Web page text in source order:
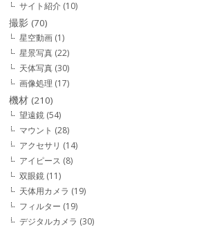
サイト紹介 (10)
撮影 (70)
星空動画 (1)
星景写真 (22)
天体写真 (30)
画像処理 (17)
機材 (210)
望遠鏡 (54)
マウント (28)
アクセサリ (14)
アイピース (8)
双眼鏡 (11)
天体用カメラ (19)
フィルター (19)
デジタルカメラ (30)